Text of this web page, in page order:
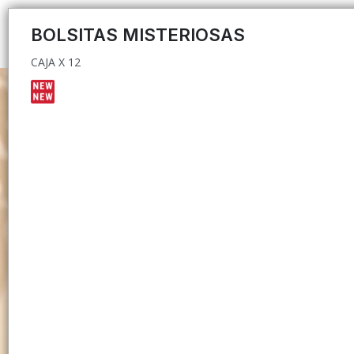
CAJA X 12
BOLSITAS MISTERIOSAS
CAJA X 12